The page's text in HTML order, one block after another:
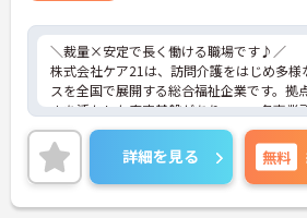
＼裁量×安定で長く働ける職場です♪／
株式会社ケア21は、訪問介護をはじめ多様
スを全国で展開する総合福祉企業です。拠
さを活かした安定基盤がありつつ、各事業
運営の裁量があり、現場発信で動けるのが
す。利用者様の在宅から施設まで幅広く関
め、視野を広げながらスキルアップが可能
エリアマネージャーのサポート体制も整っ
「一人で抱え込まない」安心感があります
詳細を見る 無料